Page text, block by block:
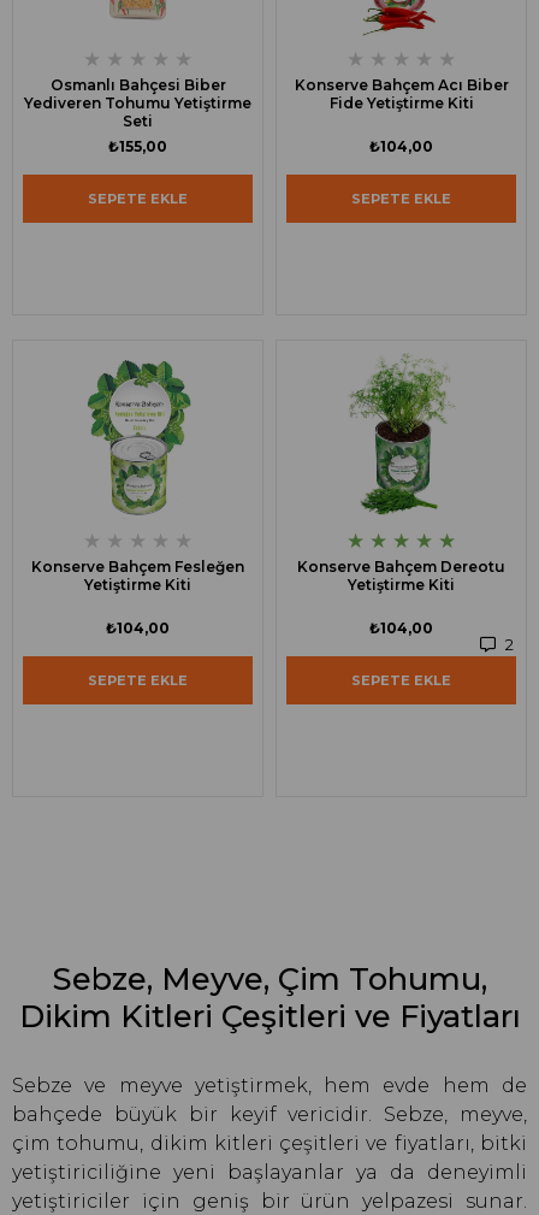
★ ★ ★ ★ ★
Osmanlı Bahçesi Biber
Yediveren Tohumu Yetiştirme
Seti
₺155,00
SEPETE EKLE
★ ★ ★ ★ ★
Konserve Bahçem Acı Biber
Fide Yetiştirme Kiti
₺104,00
SEPETE EKLE
★ ★ ★ ★ ★
Konserve Bahçem Fesleğen
Yetiştirme Kiti
₺104,00
SEPETE EKLE
★ ★ ★ ★ ★
Konserve Bahçem Dereotu
Yetiştirme Kiti
2
₺104,00
SEPETE EKLE
Sebze, Meyve, Çim Tohumu,
Dikim Kitleri Çeşitleri ve Fiyatları
Sebze ve meyve yetiştirmek, hem evde hem de
bahçede büyük bir keyif vericidir. Sebze, meyve,
çim tohumu, dikim kitleri çeşitleri ve fiyatları, bitki
yetiştiriciliğine yeni başlayanlar ya da deneyimli
yetiştiriciler için geniş bir ürün yelpazesi sunar.